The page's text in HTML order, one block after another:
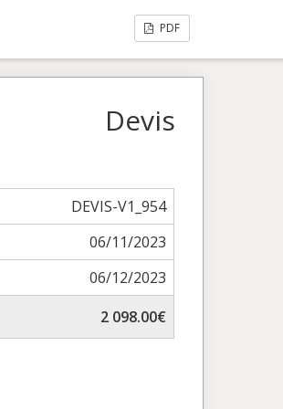
PDF
Devis
DEVIS-V1_954
06/11/2023
06/12/2023
2 098.00€